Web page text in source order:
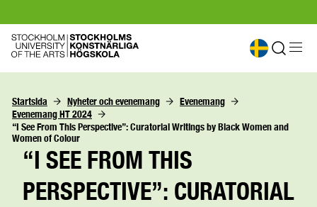
Startsida Nyheter och evenemang
Evenemang
Evenemang HT 2024
“I See From This Perspective”: Curatorial Writings by Black Women and
Women of Colour
“I SEE FROM THIS
PERSPECTIVE”: CURATORIAL